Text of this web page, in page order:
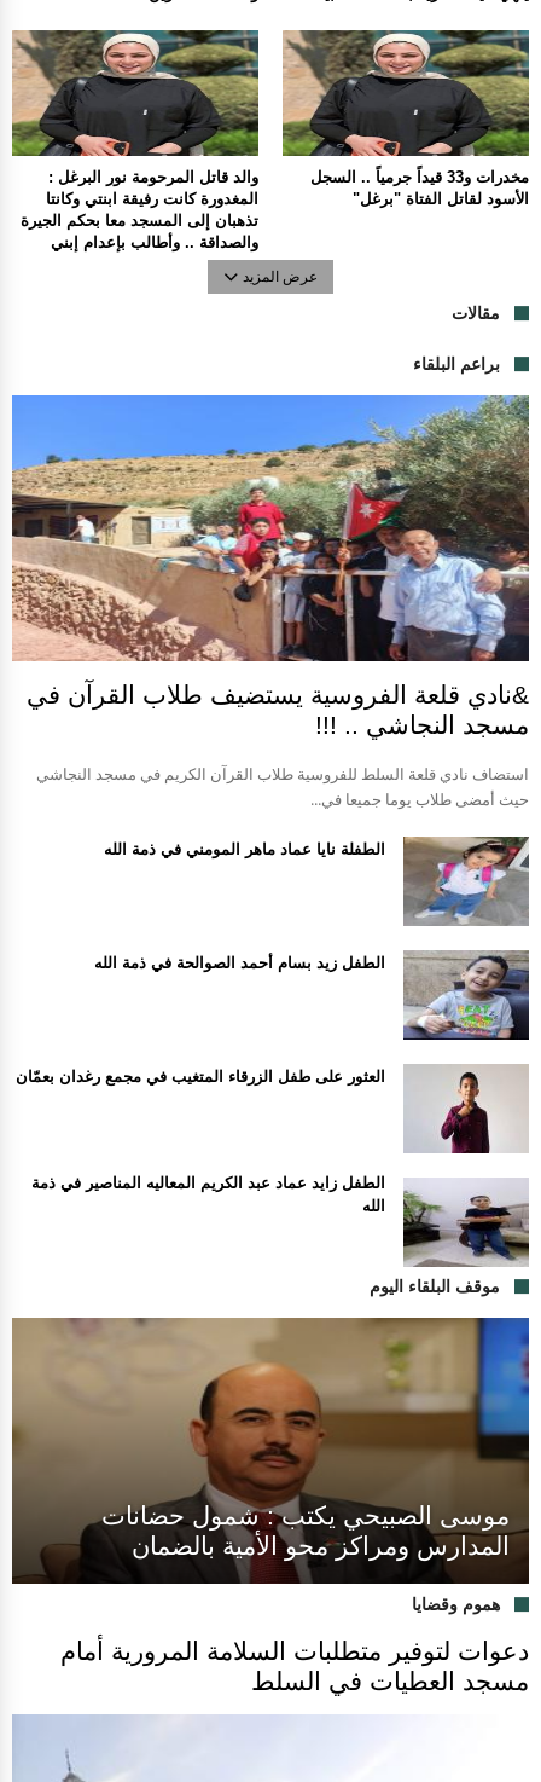
والد قاتل المرحومة نور البرغل :
المغدورة كانت رفيقة ابنتي وكانتا
تذهبان إلى المسجد معا بحكم الجيرة
والصداقة .. وأطالب بإعدام إبني
مخدرات و33 قيداً جرمياً .. السجل
الأسود لقاتل الفتاة "برغل"
عرض المزيد
مقالات
براعم البلقاء
&نادي قلعة الفروسية يستضيف طلاب القرآن في
مسجد النجاشي .. !!!
استضاف نادي قلعة السلط للفروسية طلاب القرآن الكريم في مسجد النجاشي
حيث أمضى طلاب يوما جميعا في...
الطفلة نايا عماد ماهر المومني في ذمة الله
الطفل زيد بسام أحمد الصوالحة في ذمة الله
العثور على طفل الزرقاء المتغيب في مجمع رغدان بعمّان
الطفل زايد عماد عبد الكريم المعاليه المناصير في ذمة
الله
موقف البلقاء اليوم
موسى الصبيحي يكتب : شمول حضانات
المدارس ومراكز محو الأمية بالضمان
هموم وقضايا
دعوات لتوفير متطلبات السلامة المرورية أمام
مسجد العطيات في السلط